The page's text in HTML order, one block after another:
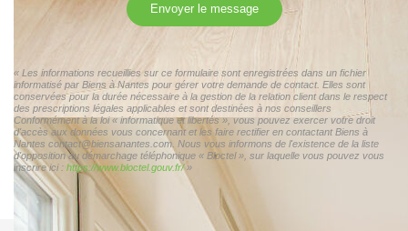
Envoyer le message
« Les informations recueillies sur ce formulaire sont enregistrées dans un fichier
informatisé par Biens à Nantes pour gérer votre demande de contact. Elles sont
conservées pour la durée nécessaire à la gestion de la relation client dans le respect
des prescriptions légales applicables et sont destinées à nos conseillers
Conformément à la loi « informatique et libertés », vous pouvez exercer votre droit
d'accès aux données vous concernant et les faire rectifier en contactant Biens à
Nantes contact@biensanantes.com. Nous vous informons de l'existence de la liste
d'opposition au démarchage téléphonique « Bloctel », sur laquelle vous pouvez vous
inscrire ici : https://www.bloctel.gouv.fr/»